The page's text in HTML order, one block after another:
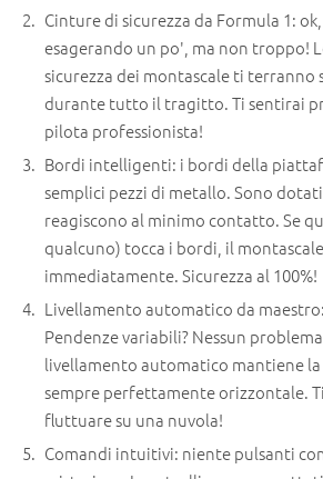
Cinture di sicurezza da Formula 1:
esagerando un po', ma non troppo!
sicurezza dei montascale ti terranno
durante tutto il tragitto. Ti sentirai
pilota professionista!
Bordi intelligenti: i bordi della
semplici pezzi di metallo. Sono
reagiscono al minimo contatto. Se
qualcuno) tocca i bordi, il
immediatamente. Sicurezza al 100%!
Livellamento automatico da
Pendenze variabili? Nessun
livellamento automatico mantiene
sempre perfettamente orizzontale.
fluttuare su una nuvola!
Comandi intuitivi: niente pulsanti